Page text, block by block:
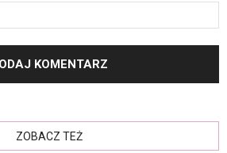
ZOBACZ TEŻ